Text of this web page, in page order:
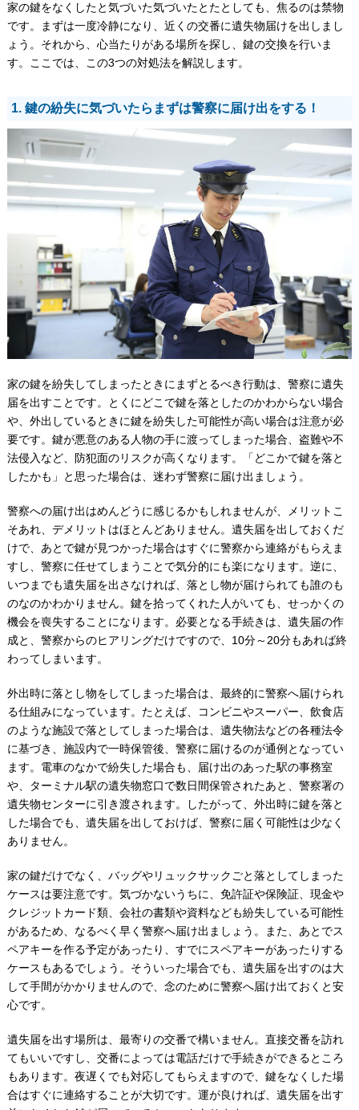
家の鍵をなくしたと気づいた気づいたとたとしても、焦るのは禁物
です。まずは一度冷静になり、近くの交番に遺失物届けを出しまし
ょう。それから、心当たりがある場所を探し、鍵の交換を行いま
す。ここでは、この3つの対処法を解説します。
1. 鍵の紛失に気づいたらまずは警察に届け出をする！
家の鍵を紛失してしまったときにまずとるべき行動は、警察に遺失
届を出すことです。とくにどこで鍵を落としたのかわからない場合
や、外出しているときに鍵を紛失した可能性が高い場合は注意が必
要です。鍵が悪意のある人物の手に渡ってしまった場合、盗難や不
法侵入など、防犯面のリスクが高くなります。「どこかで鍵を落と
したかも」と思った場合は、迷わず警察に届け出ましょう。
警察への届け出はめんどうに感じるかもしれませんが、メリットこ
そあれ、デメリットはほとんどありません。遺失届を出しておくだ
けで、あとで鍵が見つかった場合はすぐに警察から連絡がもらえま
すし、警察に任せてしまうことで気分的にも楽になります。逆に、
いつまでも遺失届を出さなければ、落とし物が届けられても誰のも
のなのかわかりません。鍵を拾ってくれた人がいても、せっかくの
機会を喪失することになります。必要となる手続きは、遺失届の作
成と、警察からのヒアリングだけですので、10分～20分もあれば終
わってしまいます。
外出時に落とし物をしてしまった場合は、最終的に警察へ届けられ
る仕組みになっています。たとえば、コンビニやスーパー、飲食店
のような施設で落としてしまった場合は、遺失物法などの各種法令
に基づき、施設内で一時保管後、警察に届けるのが通例となってい
ます。電車のなかで紛失した場合も、届け出のあった駅の事務室
や、ターミナル駅の遺失物窓口で数日間保管されたあと、警察署の
遺失物センターに引き渡されます。したがって、外出時に鍵を落と
した場合でも、遺失届を出しておけば、警察に届く可能性は少なく
ありません。
家の鍵だけでなく、バッグやリュックサックごと落としてしまった
ケースは要注意です。気づかないうちに、免許証や保険証、現金や
クレジットカード類、会社の書類や資料なども紛失している可能性
があるため、なるべく早く警察へ届け出ましょう。また、あとでス
ペアキーを作る予定があったり、すでにスペアキーがあったりする
ケースもあるでしょう。そういった場合でも、遺失届を出すのは大
して手間がかかりませんので、念のために警察へ届け出ておくと安
心です。
遺失届を出す場所は、最寄りの交番で構いません。直接交番を訪れ
てもいいですし、交番によっては電話だけで手続きができるところ
もあります。夜遅くでも対応してもらえますので、鍵をなくした場
合はすぐに連絡することが大切です。運が良ければ、遺失届を出す